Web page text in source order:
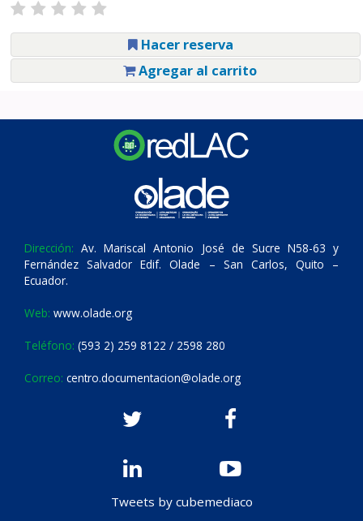
Hacer reserva
Agregar al carrito
Dirección: Av. Mariscal Antonio José de Sucre N58-63 y
Fernández Salvador Edif. Olade – San Carlos, Quito –
Ecuador.
Web: www.olade.org
Teléfono: (593 2) 259 8122 / 2598 280
Correo: centro.documentacion@olade.org
Tweets by cubemediaco